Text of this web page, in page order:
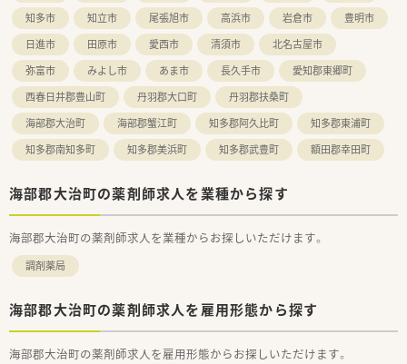
知多市
知立市 尾張旭市 高浜市 岩倉市
豊明市
日進市
田原市 愛西市 清須市
北名古屋市
弥富市
みよし市 あま市 長久手市
愛知郡東郷町
西春日井郡豊山町
丹羽郡大口町
丹羽郡扶桑町
海部郡大治町
海部郡蟹江町 知多郡阿久比町
知多郡東浦町
知多郡南知多町
知多郡美浜町 知多郡武豊町 額田郡幸田町
海部郡大治町の薬剤師求人を業種から探す
海部郡大治町の薬剤師求人を業種からお探しいただけます。
調剤薬局
海部郡大治町の薬剤師求人を雇用形態から探す
海部郡大治町の薬剤師求人を雇用形態からお探しいただけます。